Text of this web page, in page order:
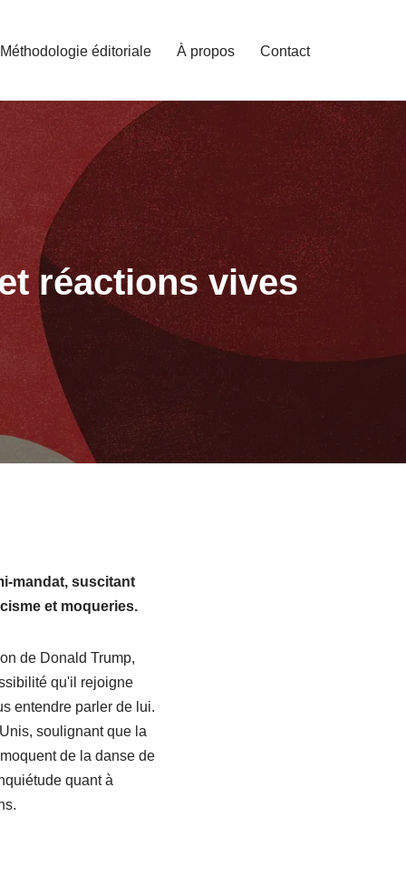
Méthodologie éditoriale À propos Contact
réactions vives
mandat, suscitant
et moqueries.
de Donald Trump,
qu'il rejoigne
entendre parler de lui.
soulignant que la
de la danse de
quant à